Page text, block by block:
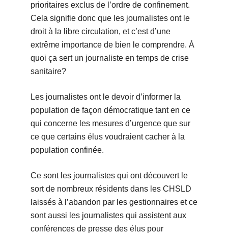
prioritaires exclus de l’ordre de confinement.
Cela signifie donc que les journalistes ont le
droit à la libre circulation, et c’est d’une
extrême importance de bien le comprendre. À
quoi ça sert un journaliste en temps de crise
sanitaire?
Les journalistes ont le devoir d’informer la
population de façon démocratique tant en ce
qui concerne les mesures d’urgence que sur
ce que certains élus voudraient cacher à la
population confinée.
Ce sont les journalistes qui ont découvert le
sort de nombreux résidents dans les CHSLD
laissés à l’abandon par les gestionnaires et ce
sont aussi les journalistes qui assistent aux
conférences de presse des élus pour